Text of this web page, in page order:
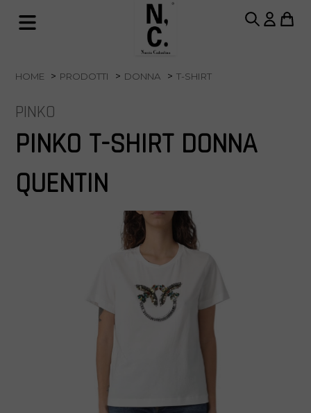
HOME PRODOTTI DONNA T-SHIRT
PINKO
PINKO T-SHIRT DONNA
QUENTIN